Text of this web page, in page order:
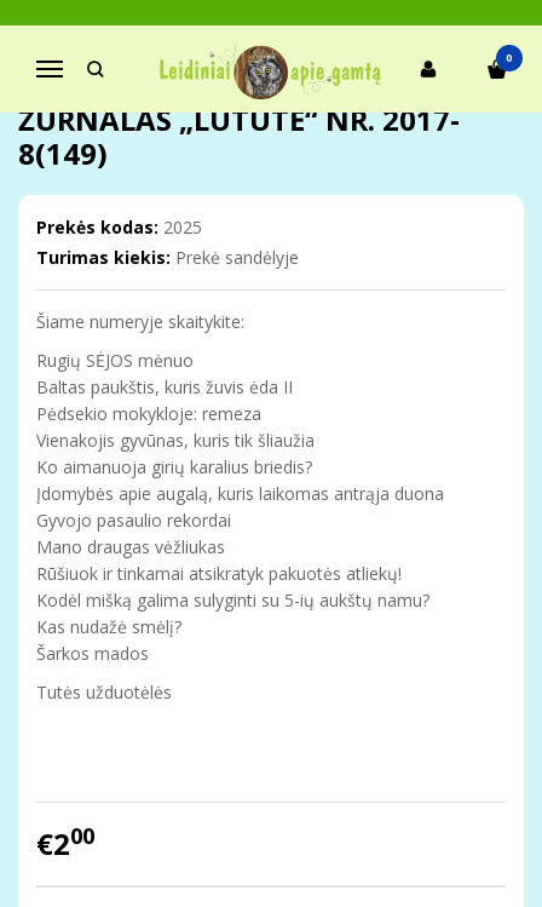
Navigacija
0
Pagrindinis Žurnalas „Lututė“
Pardavimas
2017 metų numeriai
Žurnalas „LUTUTĖ“ Nr. 2017-8(149)
ŽURNALAS „LUTUTĖ“ NR. 2017-
8(149)
Prekės kodas: 2025
Turimas kiekis: Prekė sandėlyje
Šiame numeryje skaitykite:
Rugių SĖJOS mėnuo
Baltas paukštis, kuris žuvis ėda II
Pėdsekio mokykloje: remeza
Vienakojis gyvūnas, kuris tik šliaužia
Ko aimanuoja girių karalius briedis?
Įdomybės apie augalą, kuris laikomas antrąja duona
Gyvojo pasaulio rekordai
Mano draugas vėžliukas
Rūšiuok ir tinkamai atsikratyk pakuotės atliekų!
Kodėl mišką galima sulyginti su 5-ių aukštų namu?
Kas nudažė smėlį?
Šarkos mados
Tutės užduotėlės
€200